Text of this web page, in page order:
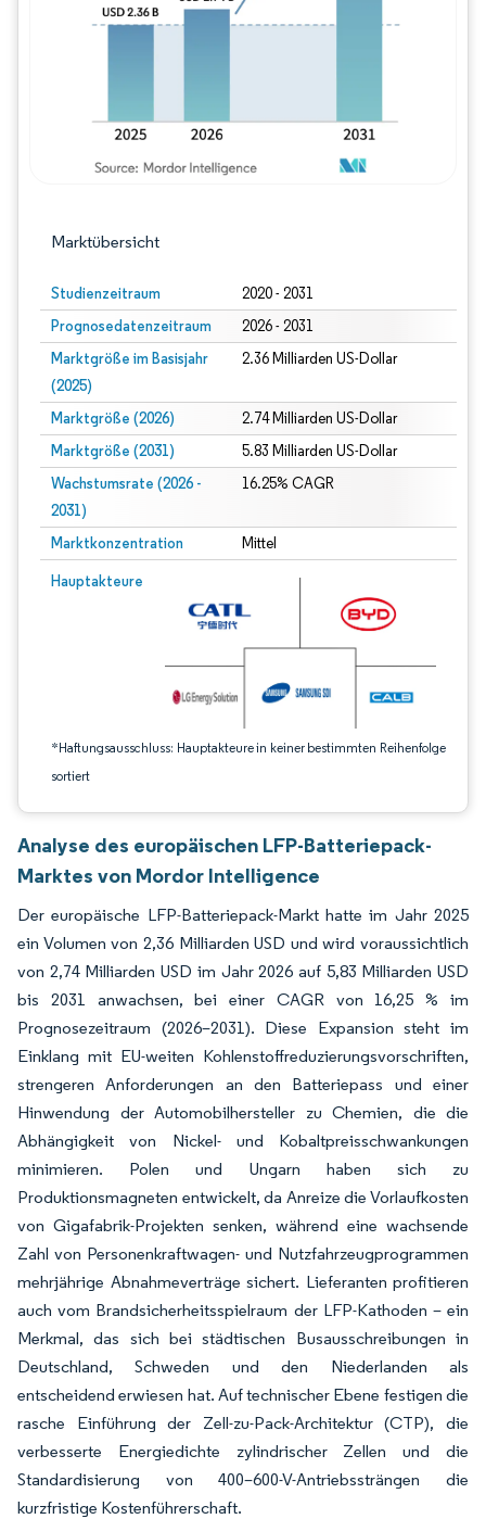
Marktübersicht
Studienzeitraum 2020 - 2031
Prognosedatenzeitraum 2026 - 2031
Marktgröße im Basisjahr
(2025)
2.36 Milliarden US-Dollar
Marktgröße (2026) 2.74 Milliarden US-Dollar
Marktgröße (2031) 5.83 Milliarden US-Dollar
Wachstumsrate (2026 -
2031)
16.25% CAGR
Marktkonzentration Mittel
Hauptakteure
*Haftungsausschluss: Hauptakteure in keiner bestimmten Reihenfolge
sortiert
Bild © Mordor Intelligence. Wiederverwendung erfordert Namensnennung
Analyse des europäischen LFP-Batteriepack-
Marktes von Mordor Intelligence
Der europäische LFP-Batteriepack-Markt hatte im Jahr 2025
ein Volumen von 2,36 Milliarden USD und wird voraussichtlich
von 2,74 Milliarden USD im Jahr 2026 auf 5,83 Milliarden USD
bis 2031 anwachsen, bei einer CAGR von 16,25 % im
Prognosezeitraum (2026–2031). Diese Expansion steht im
Einklang mit EU-weiten Kohlenstoffreduzierungsvorschriften,
strengeren Anforderungen an den Batteriepass und einer
Hinwendung der Automobilhersteller zu Chemien, die die
Abhängigkeit von Nickel- und Kobaltpreisschwankungen
minimieren. Polen und Ungarn haben sich zu
Produktionsmagneten entwickelt, da Anreize die Vorlaufkosten
von Gigafabrik-Projekten senken, während eine wachsende
Zahl von Personenkraftwagen- und Nutzfahrzeugprogrammen
mehrjährige Abnahmeverträge sichert. Lieferanten profitieren
auch vom Brandsicherheitsspielraum der LFP-Kathoden – ein
Merkmal, das sich bei städtischen Busausschreibungen in
Deutschland, Schweden und den Niederlanden als
entscheidend erwiesen hat. Auf technischer Ebene festigen die
rasche Einführung der Zell-zu-Pack-Architektur (CTP), die
verbesserte Energiedichte zylindrischer Zellen und die
Standardisierung von 400–600-V-Antriebssträngen die
kurzfristige Kostenführerschaft.